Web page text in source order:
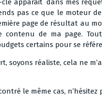
apparait dans mes
pas ce que le moteur
page de résultat au
contenu de ma page.
certains pour se
soyons réaliste, cela ne
le même cas,